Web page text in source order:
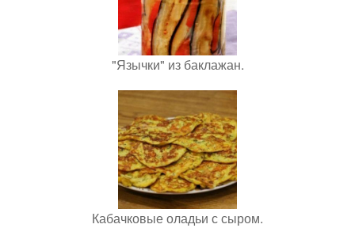
"Язычки" из баклажан.
Кабачковые оладьи с сыром.